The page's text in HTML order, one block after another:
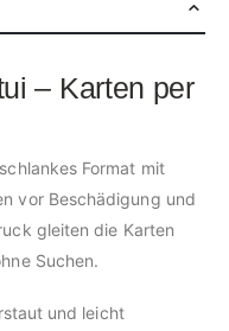
– Karten per
Format mit
vor Beschädigung und
gleiten die Karten
Suchen.
und leicht